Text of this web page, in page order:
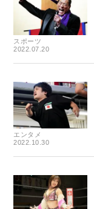
スポーツ
2022.07.20
エンタメ
2022.10.30